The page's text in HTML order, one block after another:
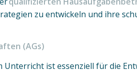
zu entwickeln und ihre
(AGs)
Unterricht ist essenziell für die